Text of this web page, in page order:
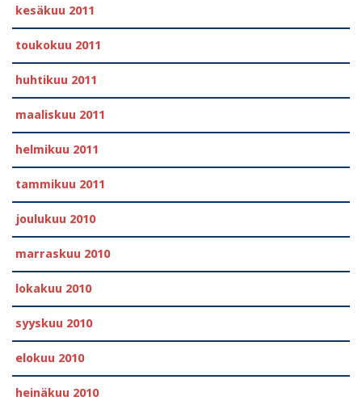
kesäkuu 2011
toukokuu 2011
huhtikuu 2011
maaliskuu 2011
helmikuu 2011
tammikuu 2011
joulukuu 2010
marraskuu 2010
lokakuu 2010
syyskuu 2010
elokuu 2010
heinäkuu 2010